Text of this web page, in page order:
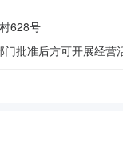
628号